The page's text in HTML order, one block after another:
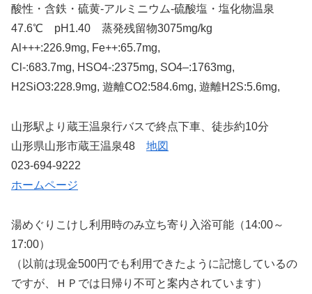
酸性・含鉄・硫黄-アルミニウム-硫酸塩・塩化物温泉
47.6℃ pH1.40 蒸発残留物3075mg/kg
Al+++:226.9mg, Fe++:65.7mg,
Cl-:683.7mg, HSO4-:2375mg, SO4–:1763mg,
H2SiO3:228.9mg, 遊離CO2:584.6mg, 遊離H2S:5.6mg,
山形駅より蔵王温泉行バスで終点下車、徒歩約10分
山形県山形市蔵王温泉48 地図
023-694-9222
ホームページ
湯めぐりこけし利用時のみ立ち寄り入浴可能（14:00～
17:00）
（以前は現金500円でも利用できたように記憶しているの
ですが、ＨＰでは日帰り不可と案内されています）